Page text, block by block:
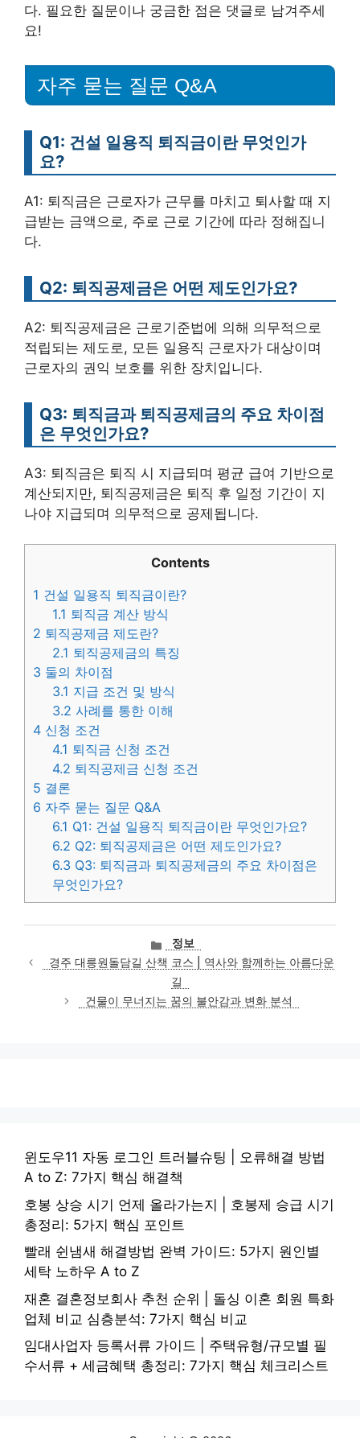
다. 필요한 질문이나 궁금한 점은 댓글로 남겨주세
요!
자주 묻는 질문 Q&A
Q1: 건설 일용직 퇴직금이란 무엇인가
요?
A1: 퇴직금은 근로자가 근무를 마치고 퇴사할 때 지
급받는 금액으로, 주로 근로 기간에 따라 정해집니
다.
Q2: 퇴직공제금은 어떤 제도인가요?
A2: 퇴직공제금은 근로기준법에 의해 의무적으로
적립되는 제도로, 모든 일용직 근로자가 대상이며
근로자의 권익 보호를 위한 장치입니다.
Q3: 퇴직금과 퇴직공제금의 주요 차이점
은 무엇인가요?
A3: 퇴직금은 퇴직 시 지급되며 평균 급여 기반으로
계산되지만, 퇴직공제금은 퇴직 후 일정 기간이 지
나야 지급되며 의무적으로 공제됩니다.
Contents
1 건설 일용직 퇴직금이란?
1.1 퇴직금 계산 방식
2 퇴직공제금 제도란?
2.1 퇴직공제금의 특징
3 둘의 차이점
3.1 지급 조건 및 방식
3.2 사례를 통한 이해
4 신청 조건
4.1 퇴직금 신청 조건
4.2 퇴직공제금 신청 조건
5 결론
6 자주 묻는 질문 Q&A
6.1 Q1: 건설 일용직 퇴직금이란 무엇인가요?
6.2 Q2: 퇴직공제금은 어떤 제도인가요?
6.3 Q3: 퇴직금과 퇴직공제금의 주요 차이점은
무엇인가요?
카
테
고
리
정보
경주 대릉원돌담길 산책 코스 | 역사와 함께하는 아름다운
길
건물이 무너지는 꿈의 불안감과 변화 분석
윈도우11 자동 로그인 트러블슈팅 | 오류해결 방법
A to Z: 7가지 핵심 해결책
호봉 상승 시기 언제 올라가는지 | 호봉제 승급 시기
총정리: 5가지 핵심 포인트
빨래 쉰냄새 해결방법 완벽 가이드: 5가지 원인별
세탁 노하우 A to Z
재혼 결혼정보회사 추천 순위 | 돌싱 이혼 회원 특화
업체 비교 심층분석: 7가지 핵심 비교
임대사업자 등록서류 가이드 | 주택유형/규모별 필
수서류 + 세금혜택 총정리: 7가지 핵심 체크리스트